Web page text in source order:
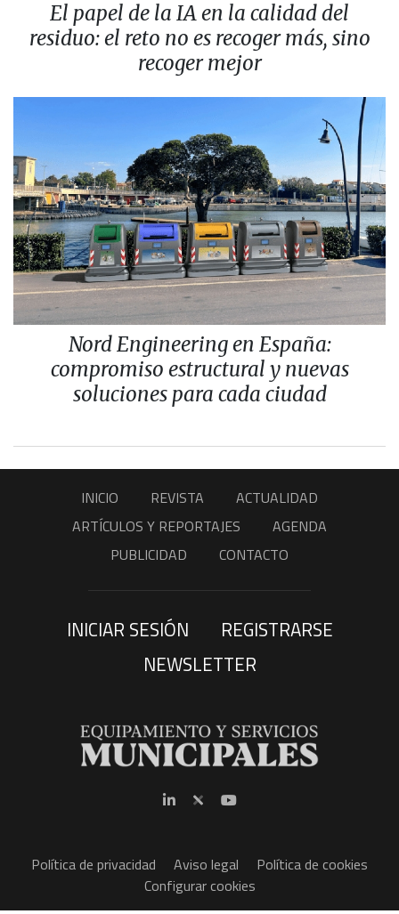
El papel de la IA en la calidad del
residuo: el reto no es recoger más, sino
recoger mejor
Nord Engineering en España:
compromiso estructural y nuevas
soluciones para cada ciudad
INICIO REVISTA
ACTUALIDAD
ARTÍCULOS Y REPORTAJES
AGENDA
PUBLICIDAD
CONTACTO
INICIAR SESIÓN
REGISTRARSE
NEWSLETTER
Política de privacidad Aviso legal
Política de cookies
Configurar cookies